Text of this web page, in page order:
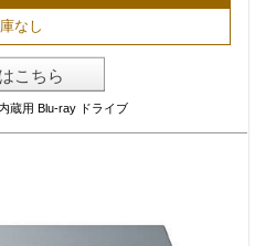
なし
こちら
蔵用 Blu-ray ドライブ